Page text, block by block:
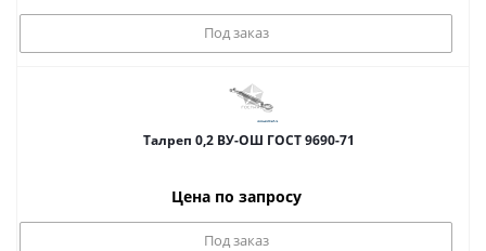
Под заказ
Талреп 0,2 ВУ-ОШ ГОСТ 9690-71
Цена по запросу
Под заказ